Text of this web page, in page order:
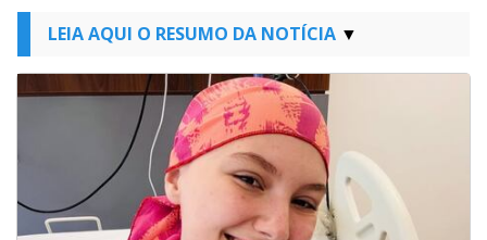
LEIA AQUI O RESUMO DA NOTÍCIA